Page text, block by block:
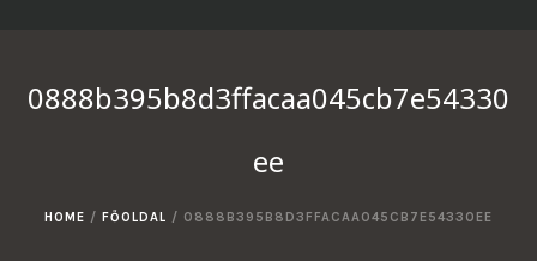
0888b395b8d3ffacaa045cb7e54330
ee
HOME / FŐOLDAL / 0888B395B8D3FFACAA045CB7E54330EE